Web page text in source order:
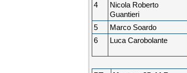
4
Nicola Roberto
Guantieri
5 Marco Soardo
6
Luca Carobolante